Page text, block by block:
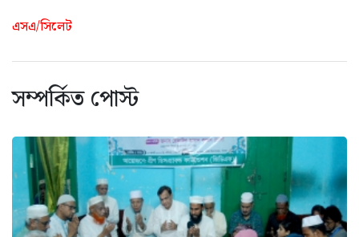
এসএ/সিলেট
সম্পর্কিত পোস্ট